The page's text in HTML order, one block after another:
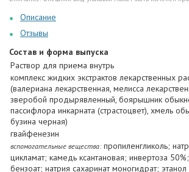
Описание
Отзывы
Состав и форма выпуска
Раствор для приема внутрь
комплекс жидких экстрактов лекарственных
(валериана лекарственная, мелиcса
зверобой продырявленный, боярышник
пассифлора инкарната (страстоцвет), хмель
бузина черная)
гвайфенезин
вспомогательные вещества:пропиленгликоль;
цикламат; камедь ксантановая; инвертоза
бензоат; натрия сахаринат моногидрат;